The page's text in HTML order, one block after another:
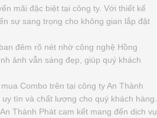
mãi đặc biệt tại công ty. Với thiết kế
sự sang trọng cho không gian lắp đặt
đêm rõ nét nhờ công nghệ Hồng
ảnh vẫn sáng đẹp, giúp quý khách
Combo trên tại công ty An Thành
tín và chất lượng cho quý khách hàng.
Thành Phát cam kết mang đến dịch vụ